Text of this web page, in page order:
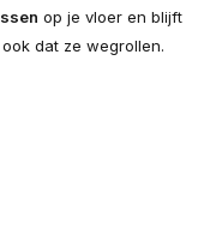
op je vloer en blijft
dat ze wegrollen.